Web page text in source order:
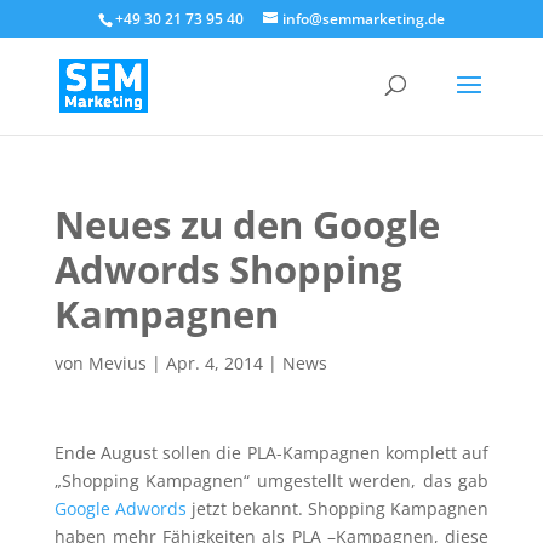
+49 30 21 73 95 40 info@semmarketing.de
Neues zu den Google
Adwords Shopping
Kampagnen
von Mevius | Apr. 4, 2014| News
Ende August sollen die PLA-Kampagnen komplett auf
„Shopping Kampagnen“ umgestellt werden, das gab
Google Adwords jetzt bekannt. Shopping Kampagnen
haben mehr Fähigkeiten als PLA –Kampagnen, diese